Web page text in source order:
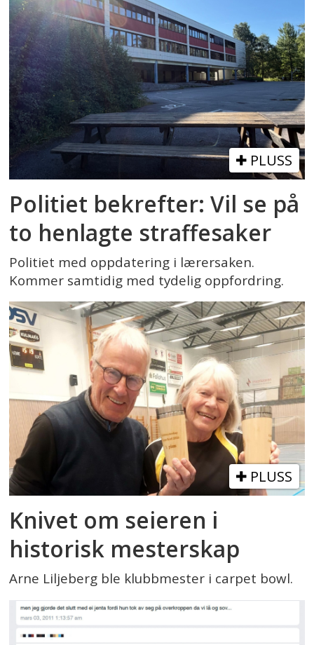
PLUSS
Politiet bekrefter: Vil se på
to henlagte straffesaker
Politiet med oppdatering i lærersaken.
Kommer samtidig med tydelig oppfordring.
PLUSS
Knivet om seieren i
historisk mesterskap
Arne Liljeberg ble klubbmester i carpet bowl.